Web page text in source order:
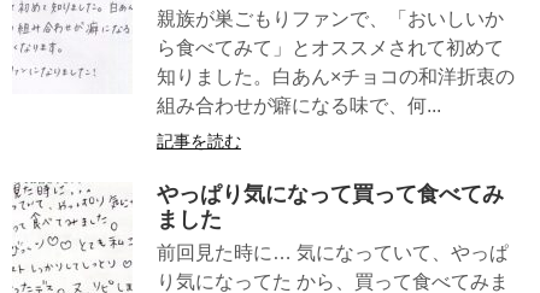
親族が巣ごもりファンで、「おいしいか
ら食べてみて」とオススメされて初めて
知りました。白あん×チョコの和洋折衷の
組み合わせが癖になる味で、何...
記事を読む
やっぱり気になって買って食べてみ
ました
前回見た時に… 気になっていて、やっぱ
り気になってた から、買って食べてみま